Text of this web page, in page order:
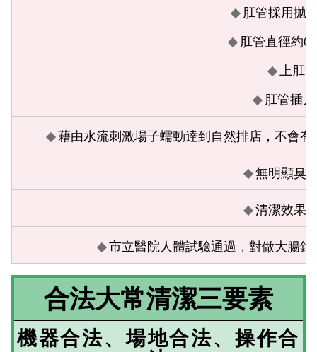
肛管採用拋
肛管直徑約
上肛
肛管插
藉由水流刺激場子蠕動達到自然排店，不會
無明顯臭
清潔效果
市立醫院人體試驗通過，對做大腸
合法大常清潔三要素
機器合法、場地合法、操作合